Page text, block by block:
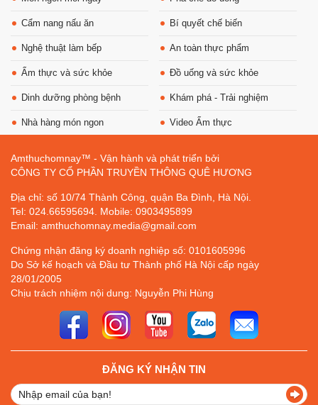
Cẩm nang nấu ăn Bí quyết chế biến
Nghệ thuật làm bếp An toàn thực phẩm
Ẩm thực và sức khỏe Đồ uống và sức khỏe
Dinh dưỡng phòng bệnh Khám phá - Trải nghiệm
Nhà hàng món ngon Video Ẩm thực
Amthuchomnay™ - Vận hành và phát triển bởi
CÔNG TY CỔ PHẦN TRUYỀN THÔNG QUÊ HƯƠNG
Địa chỉ: số 10/74 Thành Công, quận Ba Đình, Hà Nội.
Tel: 024.66595694. Mobile: 0903495899
Email: amthuchomnay.media@gmail.com
Chứng nhận đăng ký doanh nghiệp số: 0101605996
Do Sở kế hoạch và Đầu tư Thành phố Hà Nội cấp ngày
28/01/2005
Chịu trách nhiệm nội dung: Nguyễn Phi Hùng
ĐĂNG KÝ NHẬN TIN